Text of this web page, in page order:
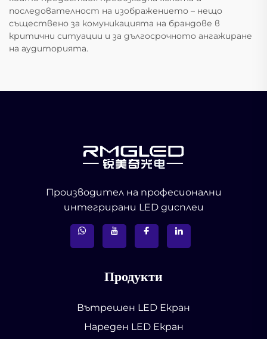
последователност на изображението – нещо
съществено за комуникацията на брандове в
критични ситуации и за дългосрочното ангажиране
на аудиторията.
Производител на професионални
интегрирани LED дисплеи
Продукти
Вътрешен LED Екран
Нареден LED Екран